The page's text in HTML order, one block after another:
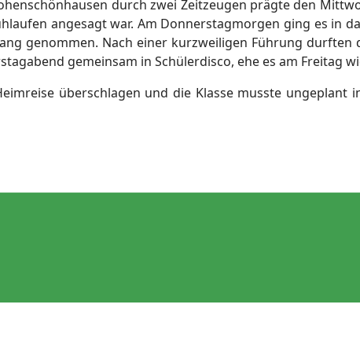
durch zwei Zeitzeugen prägte den
angesagt war. Am Donnerstagmorgen ging es in
genommen. Nach einer kurzweiligen Führung
gemeinsam in Schülerdisco, ehe es am Freitag
überschlagen und die Klasse musste